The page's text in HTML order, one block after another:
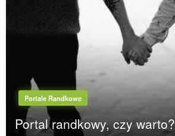
Portale Randkowe
Portal randkowy, czy warto?